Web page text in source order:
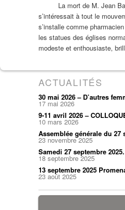
La mort de M. Jean
s’intéressait à tout le
s’installe comme
les statues des églises
modeste et enthousiaste,
ACTUALITÉS
30 mai 2026 – D’autres
17 mai 2026
9-11 avril 2026 –
10 mars 2026
Assemblée générale du 27
23 novembre 2025
Samedi 27 septembre
18 septembre 2025
13 septembre 2025
23 août 2025